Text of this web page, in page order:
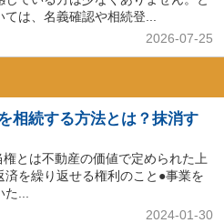
は、名義確認や相続登...
2026-07-25
相続する方法とは？抹消す
とは不動産の価値で定められた上
を繰り返せる権利のこと●事業を
...
2024-01-30